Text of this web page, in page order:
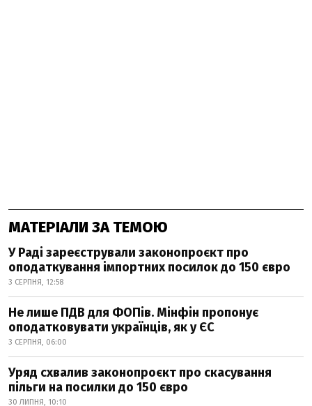
МАТЕРІАЛИ ЗА ТЕМОЮ
У Раді зареєстрували законопроєкт про
оподаткування імпортних посилок до 150 євро
3 СЕРПНЯ, 12:58
Не лише ПДВ для ФОПів. Мінфін пропонує
оподатковувати українців, як у ЄС
3 СЕРПНЯ, 06:00
Уряд схвалив законопроєкт про скасування
пільги на посилки до 150 євро
30 ЛИПНЯ, 10:10